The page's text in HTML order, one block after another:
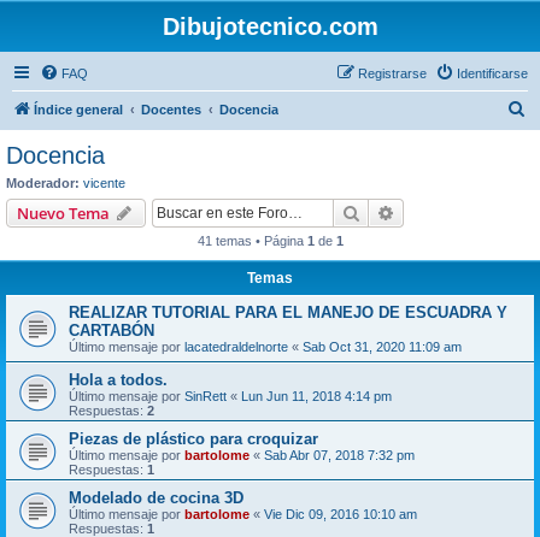
Dibujotecnico.com
FAQ Identificarse
Registrarse
Índice general Docentes Docencia
Docencia
Moderador: vicente
Nuevo Tema Buscar
41 temas • Página 1 de 1
Temas
REALIZAR TUTORIAL PARA EL MANEJO DE ESCUADRA Y
CARTABÓN
Último mensaje por lacatedraldelnorte « Sab Oct 31, 2020 11:09 am
Hola a todos.
Último mensaje por SinRett « Lun Jun 11, 2018 4:14 pm
Respuestas: 2
Piezas de plástico para croquizar
Último mensaje por bartolome « Sab Abr 07, 2018 7:32 pm
Respuestas: 1
Modelado de cocina 3D
Último mensaje por bartolome « Vie Dic 09, 2016 10:10 am
Respuestas: 1